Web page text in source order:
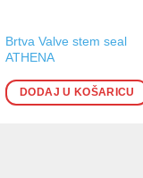
Brtva Valve stem seal
ATHENA
DODAJ U KOŠARICU